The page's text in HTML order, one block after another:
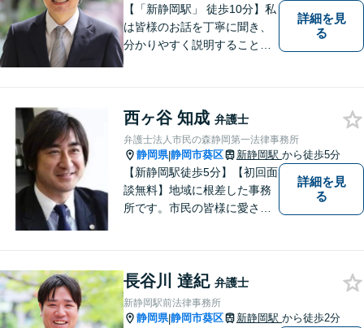
【「新静岡駅」 徒歩10分】私
は皆様のお話を丁寧に聞き、
分かりやすく説明することを
す。 どんな些細なことでも結
構ですので、お気軽にご相談
ください。
詳細を見
る
西ヶ谷 知成 弁護士
弁護士法人市民の森静岡第一法律事務所
静岡県|静岡市葵区 新静岡駅 から徒歩5分
【新静岡駅徒歩5分】【初回面
談無料】地域に根差した事務
所です。市民の皆様に愛され
軽にご連絡ください。
詳細を見
る
長谷川 達紀 弁護士
新静岡駅前法律事務所
静岡県|静岡市葵区 新静岡駅 から徒歩2分